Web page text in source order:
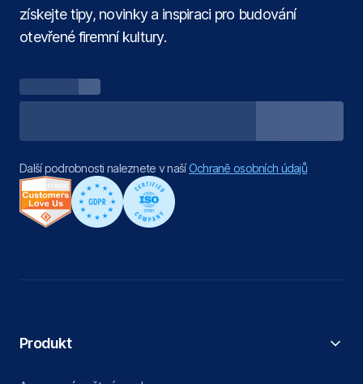
získejte tipy, novinky a inspiraci pro budování
otevřené firemní kultury.
Další podrobnosti naleznete v naší Ochraně osobních údajů
Produkt